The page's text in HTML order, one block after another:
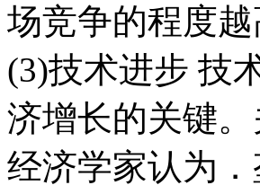
场竞争的程度
(3)技术进步 技
济增长的关键
经济学家认为